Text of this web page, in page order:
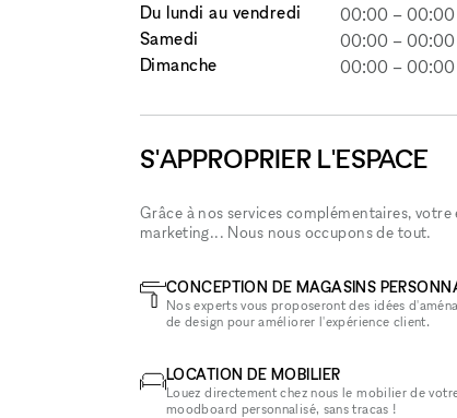
Du lundi au vendredi 00:00 –00:00
Samedi
00:00 –00:00
Dimanche
00:00 –00:00
S'APPROPRIER L'ESPACE
Grâce à nos services complémentaires,
marketing... Nous nous occupons de tout.
CONCEPTION DE MAGASINS
Nos experts vous proposeront des idées
de design pour améliorer l'expérience client.
LOCATION DE MOBILIER
Louez directement chez nous le mobilier de
moodboard personnalisé, sans tracas !